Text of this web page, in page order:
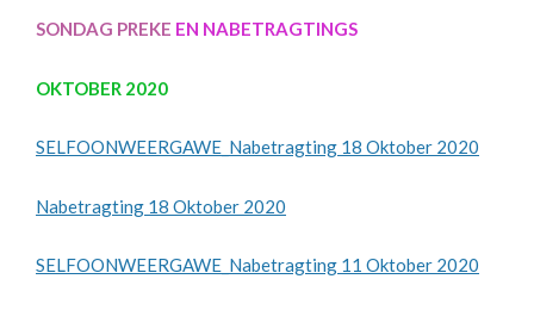
SONDAG PREKE EN NABETRAGTINGS
OKTOBER 2020
SELFOONWEERGAWE_Nabetragting 18 Oktober 2020
Nabetragting 18 Oktober 2020
SELFOONWEERGAWE_Nabetragting 11 Oktober 2020